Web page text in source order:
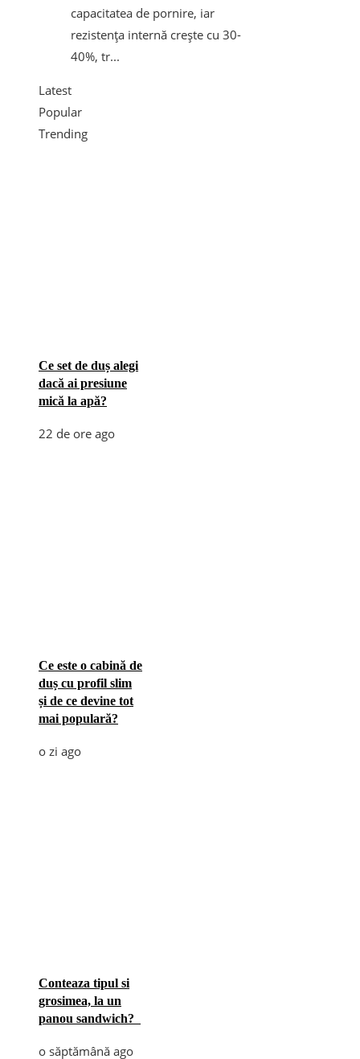
capacitatea de pornire, iar
rezistența internă crește cu 30-
40%, tr...
Latest
Popular
Trending
Ce set de duș alegi
dacă ai presiune
mică la apă?
22 de ore ago
Ce este o cabină de
duș cu profil slim
și de ce devine tot
mai populară?
o zi ago
Conteaza tipul si
grosimea, la un
panou sandwich?
o săptămână ago